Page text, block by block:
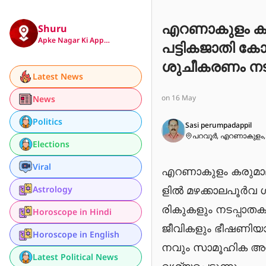
Shuru
Apke Nagar Ki App…
Latest News
News
Politics
Elections
Viral
Astrology
Horoscope in Hindi
Horoscope in English
Latest Political News
എറണാകുളം
പട്ടികജാതി
ശുചീകരണം
മാറിയതോടെ
വിവേചനവും
on 16 May
Sasi perumpadappil
പറവൂർ, എറണാകുളം,
എറണാകുളം
ളിൽ മഴക്കാലപൂർവ
രികുകളും
ജീവികളും
നവും സാമൂഹിക